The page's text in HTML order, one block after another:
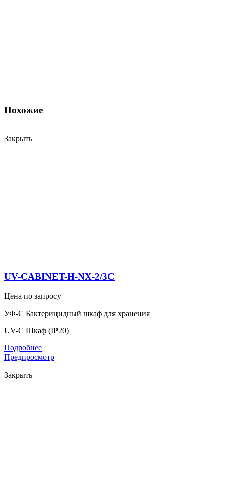
Похожие
Закрыть
UV-CABINET-H-NX-2/3C
Цена по запросу
УФ-С Бактерицидный шкаф для хранения
UV-C Шкаф (IP20)
Подробнее
Предпросмотр
Закрыть